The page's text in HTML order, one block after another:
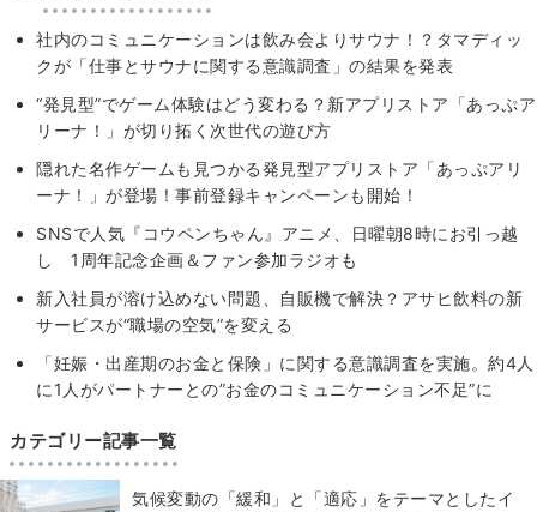
社内のコミュニケーションは飲み会よりサウナ！？タマディッ
クが「仕事とサウナに関する意識調査」の結果を発表
“発見型”でゲーム体験はどう変わる？新アプリストア「あっぷア
リーナ！」が切り拓く次世代の遊び方
隠れた名作ゲームも見つかる発⾒型アプリストア「あっぷアリ
ーナ！」が登場！事前登録キャンペーンも開始！
SNSで人気『コウペンちゃん』アニメ、日曜朝8時にお引っ越
し 1周年記念企画＆ファン参加ラジオも
新入社員が溶け込めない問題、自販機で解決？アサヒ飲料の新
サービスが“職場の空気”を変える
「妊娠・出産期のお⾦と保険」に関する意識調査を実施。約4⼈
に1⼈がパートナーとの”お⾦のコミュニケーション不⾜”に
カテゴリー記事一覧
気候変動の「緩和」と「適応」をテーマとしたイ